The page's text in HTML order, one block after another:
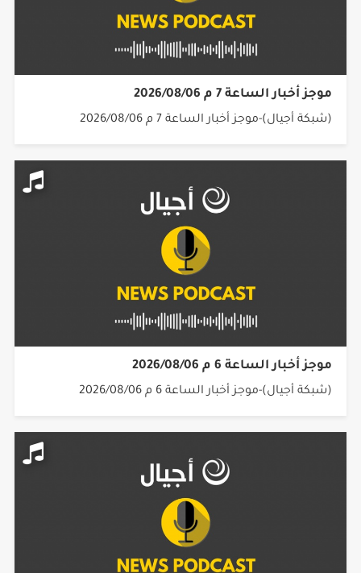
موجز أخبار الساعة 7 م 2026/08/06
(شبكة أجيال)-موجز أخبار الساعة 7 م 2026/08/06
موجز أخبار الساعة 6 م 2026/08/06
(شبكة أجيال)-موجز أخبار الساعة 6 م 2026/08/06